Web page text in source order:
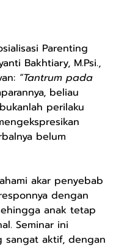
Parenting
Bakhtiary, M.Psi.,
“Tantrum pada
beliau
perilaku
belum
akar penyebab
dengan
anak tetap
Seminar ini
sangat aktif, dengan